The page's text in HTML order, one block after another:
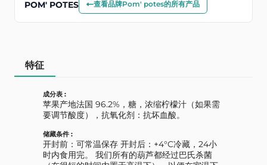
POM' POTES 查看品牌Pom' potes的所有产品
特征
成分表 :
苹果产地法国 96.2%，糖，浓缩柠檬汁（如果需
要调节酸度），抗氧化剂：抗坏血酸。
储藏条件 :
开封前：可常温保存 开封后：+4°C冷藏，24小
时内食用完。 我们所有的葫芦都经过巴氏杀菌